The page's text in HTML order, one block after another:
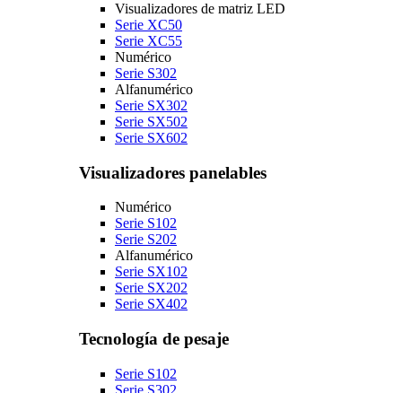
Visualizadores de matriz LED
Serie XC50
Serie XC55
Numérico
Serie S302
Alfanumérico
Serie SX302
Serie SX502
Serie SX602
Visualizadores panelables
Numérico
Serie S102
Serie S202
Alfanumérico
Serie SX102
Serie SX202
Serie SX402
Tecnología de pesaje
Serie S102
Serie S302